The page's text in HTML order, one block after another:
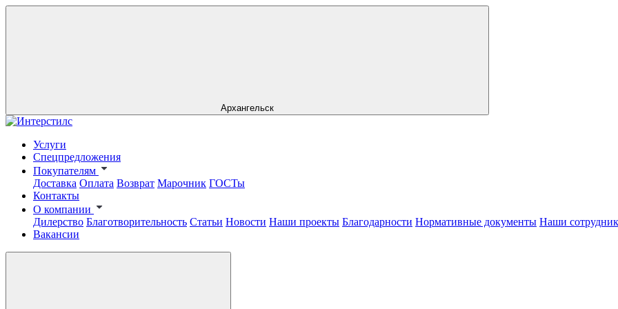
Архангельск
Услуги
Спецпредложения
Покупателям
Доставка Оплата Возврат Марочник ГОСТы
Контакты
О компании
Дилерство Благотворительность Статьи Новости Наши проекты Благодарности Нормативные документы Наши
Вакансии